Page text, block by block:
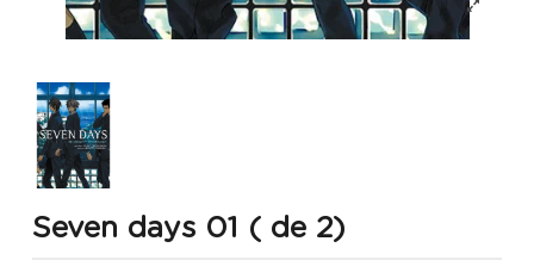
Seven days 01 ( de 2)